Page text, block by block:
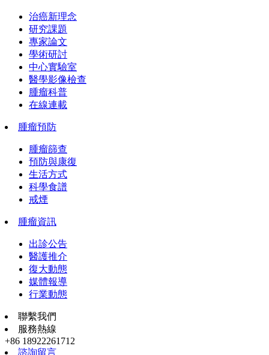
治癌新理念
研究課題
專家論文
學術研討
中心實驗室
醫學影像檢查
腫瘤科普
在線連載
腫瘤預防
腫瘤篩查
預防與康復
生活方式
科學食譜
戒煙
腫瘤資訊
出診公告
醫護推介
復大動態
媒體報導
行業動態
聯繫我們
服務熱線
+86 18922261712
諮詢留言